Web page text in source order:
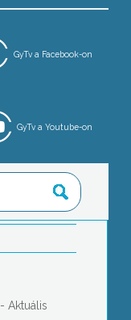
GyTv a Facebook-on
GyTv a Youtube-on
Aktuális